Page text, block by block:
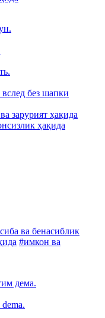
без шапки
зарурият ҳақида
ҳақида
ва бенасиблик
#имкон ва
дема.